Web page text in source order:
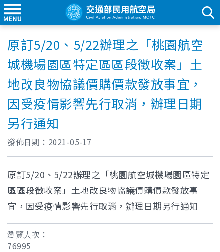
原訂5/20、5/22辦理之「桃園航空
城機場園區特定區區段徵收案」土
地改良物協議價購價款發放事宜，
因受疫情影響先行取消，辦理日期
另行通知
發佈日期： 2021-05-17
原訂5/20、5/22辦理之「桃園航空城機場園區特定
區區段徵收案」土地改良物協議價購價款發放事
宜，因受疫情影響先行取消，辦理日期另行通知
瀏覽人次：
76995